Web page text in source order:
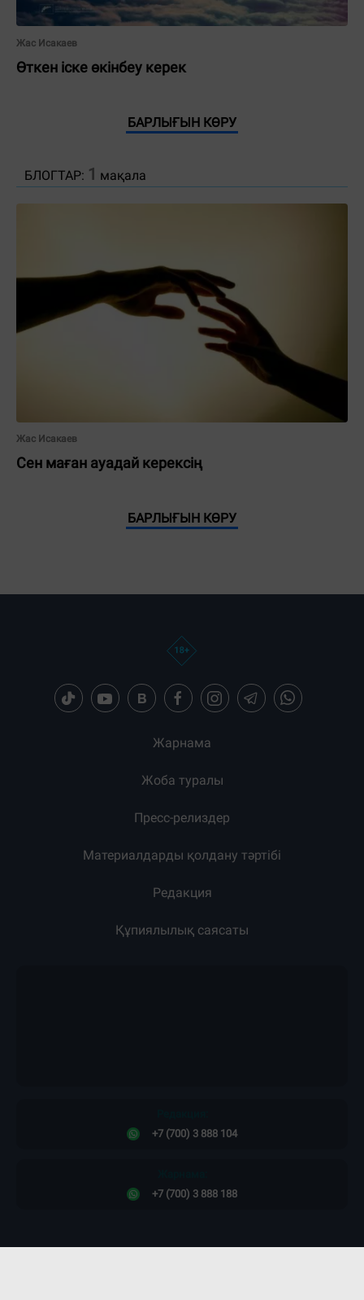
Жас Исакаев
Өткен іске өкінбеу керек
БАРЛЫҒЫН КӨРУ
БЛОГТАР: 1 мақала
Жас Исакаев
Сен маған ауадай керексің
БАРЛЫҒЫН КӨРУ
Жарнама
Жоба туралы
Пресс-релиздер
Материалдарды қолдану тәртібі
Редакция
Құпиялылық саясаты
+7 (700) 3 888 104
+7 (700) 3 888 188